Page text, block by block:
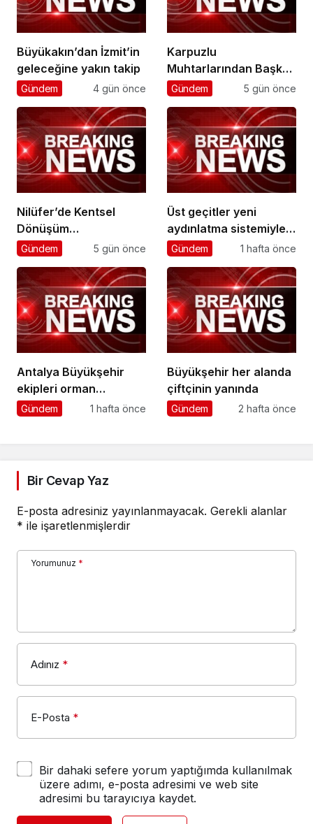
Büyükakın’dan İzmit’in
geleceğine yakın takip
Gündem 4 gün önce
Karpuzlu
Muhtarlarından Başkan
Çerçioğlu’na Hizmet
Gündem 5 gün önce
Nilüfer’de Kentsel
Dönüşüm
Koordinasyon
Gündem 5 gün önce
Üst geçitler yeni
aydınlatma sistemiyle
daha güvenli
Gündem 1 hafta önce
Antalya Büyükşehir
ekipleri orman
yangınlarını söndürme
Gündem 1 hafta önce
Büyükşehir her alanda
çiftçinin yanında
Gündem 2 hafta önce
Bir Cevap Yaz
E-posta adresiniz yayınlanmayacak. Gerekli alanlar
* ile işaretlenmişlerdir
Yorumunuz *
Adınız *
E-Posta *
Bir dahaki sefere yorum yaptığımda kullanılmak
üzere adımı, e-posta adresimi ve web site
adresimi bu tarayıcıya kaydet.